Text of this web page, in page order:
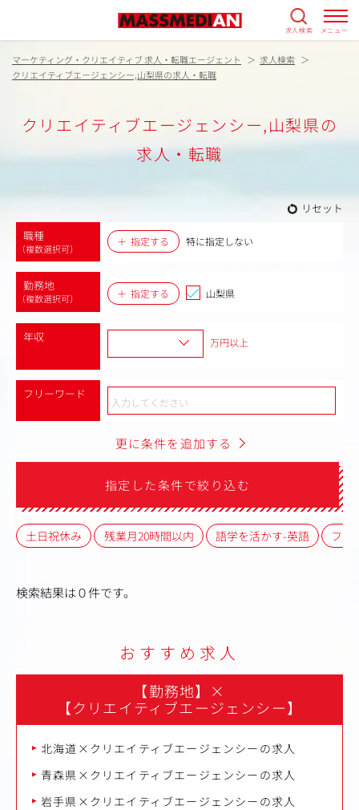
求人検索 メニュー
マーケティング・クリエイティブ 求人・転職エージェント
求人検索
クリエイティブエージェンシー,山梨県の求人・転職
クリエイティブエージェンシー,山梨県の
求人・転職
リセット
職種
（複数選択可）
指定する 特に指定しない
勤務地
（複数選択可） 指定する 山梨県
年収 万円以上
フリーワード
更に条件を追加する
指定した条件で絞り込む
土日祝休み 残業月20時間以内 語学を活かす-英語 フレ
検索結果は０件です。
おすすめ求人
【勤務地】
×
【クリエイティブエージェンシー】
北海道×クリエイティブエージェンシーの求人
青森県×クリエイティブエージェンシーの求人
岩手県×クリエイティブエージェンシーの求人